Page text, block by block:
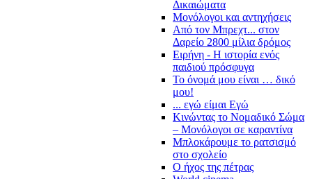
Δικαιώματα
Μονόλογοι και αντηχήσεις
Από τον Μπρεχτ... στον
Δαρείο 2800 μίλια δρόμος
Ειρήνη - Η ιστορία ενός
παιδιού πρόσφυγα
Το όνομά μου είναι … δικό
μου!
... εγώ είμαι Εγώ
Κινώντας το Νομαδικό Σώμα
– Μονόλογοι σε καραντίνα
Μπλοκάρουμε το ρατσισμό
στο σχολείο
Ο ήχος της πέτρας